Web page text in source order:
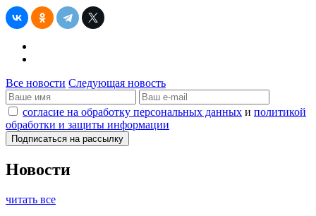
Все новости Следующая новость
согласие на обработку персональных данных и политикой
обработки и защиты информации
Новости
читать все